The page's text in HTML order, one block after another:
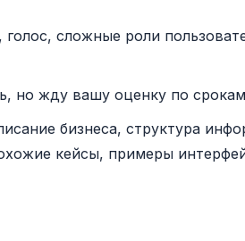
сложные роли
но жду вашу оценку по
бизнеса, структура
кейсы, примеры